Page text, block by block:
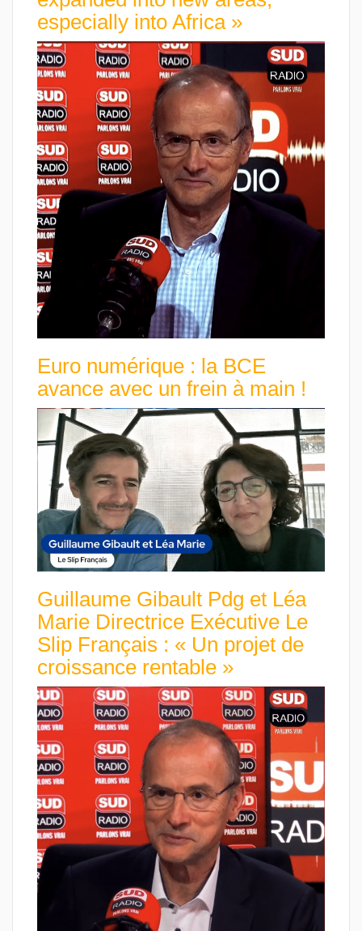
especially into Africa »
Euro numérique : la BCE
avance avec un frein à main !
Guillaume Gibault Pdg et Léa
Marie Directrice Exécutive Le
Slip Français : « Un projet de
croissance rentable »